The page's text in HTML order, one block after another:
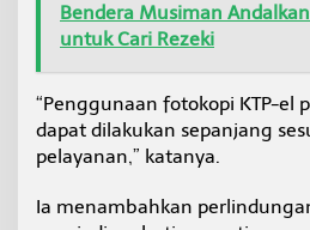
Bendera Musiman
untuk Cari Rezeki
“Penggunaan fotokopi KTP-el
dapat dilakukan sepanjang
pelayanan,” katanya.
Ia menambahkan